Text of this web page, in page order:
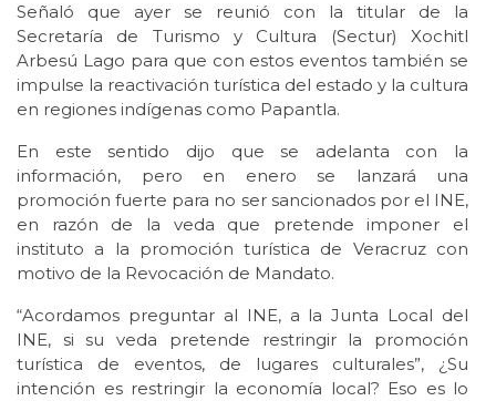
Señaló que ayer se reunió con la titular de la
Secretaría de Turismo y Cultura (Sectur) Xochitl
Arbesú Lago para que con estos eventos también se
impulse la reactivación turística del estado y la cultura
en regiones indígenas como Papantla.
En este sentido dijo que se adelanta con la
información, pero en enero se lanzará una
promoción fuerte para no ser sancionados por el INE,
en razón de la veda que pretende imponer el
instituto a la promoción turística de Veracruz con
motivo de la Revocación de Mandato.
“Acordamos preguntar al INE, a la Junta Local del
INE, si su veda pretende restringir la promoción
turística de eventos, de lugares culturales”, ¿Su
intención es restringir la economía local? Eso es lo